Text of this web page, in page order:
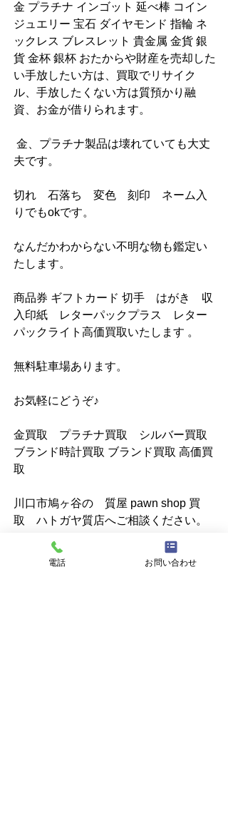
金 プラチナ インゴット 延べ棒 コイン
ジュエリー 宝石 ダイヤモンド 指輪 ネ
ックレス ブレスレット 貴金属 金貨 銀
貨 金杯 銀杯 おたからや財産を売却した
い手放したい方は、買取でリサイク
ル、手放したくない方は質預かり融
資、お金が借りられます。
金、プラチナ製品は壊れていても大丈
夫です。
切れ　石落ち　変色　刻印　ネーム入
りでもokです。
なんだかわからない不明な物も鑑定い
たします。
商品券 ギフトカード 切手　はがき　収
入印紙　レターパックプラス　レター
パックライト高価買取いたします 。
無料駐車場あります。
お気軽にどうぞ♪
金買取　プラチナ買取　シルバー買取
ブランド時計買取 ブランド買取 高価買
取
川口市鳩ヶ谷の　質屋 pawn shop 買
取　ハトガヤ質店へご相談ください。
電話 お問い合わせ